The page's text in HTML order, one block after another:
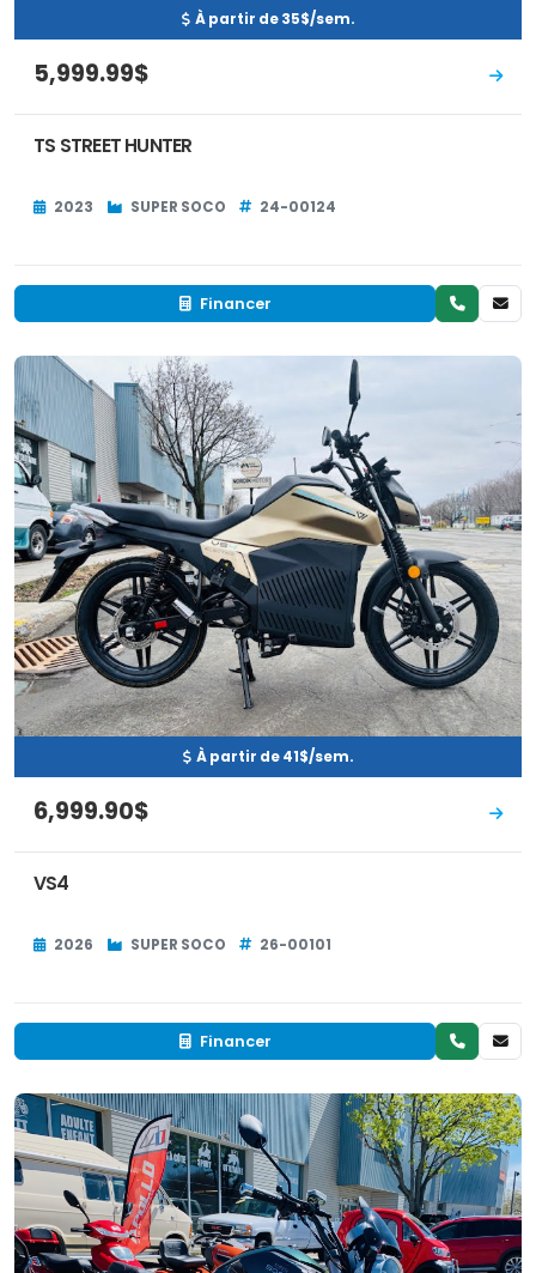
À partir de 35$/sem.
5,999.99$
TS STREET HUNTER
2023 SUPER SOCO 24-00124
Financer
EN INVENTAIRE
À partir de 41$/sem.
6,999.90$
VS4
2026 SUPER SOCO 26-00101
Financer
EN INVENTAIRE Neuf